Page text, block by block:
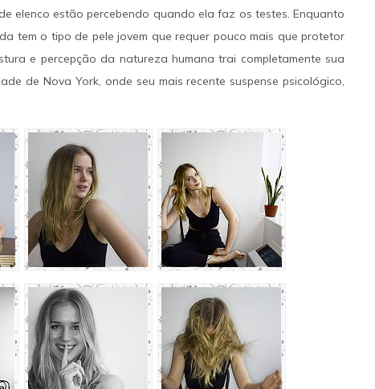
elenco estão percebendo quando ela faz os testes. Enquanto
tem o tipo de pele jovem que requer pouco mais que protetor
e percepção da natureza humana trai completamente sua
de Nova York, onde seu mais recente suspense psicológico,
Freddy's 2
Shelly
Abby foge para se
animatrônicos,
obscuros sobre a
e libertando
décadas.
IMDB
Lucy Boomer
TV
Elizabeth como Anna
2027?
decadente ajuda uma idosa de 93 anos a
fugir de um asilo em troca de segredos
presidenciais. A viagem rumo à Dakota do
Norte ganha contornos complexos com a
chegada de uma mochileira que desestabiliza
a dupla. O trajeto torna-se uma fuga real
quando o grupo passa a ser perseguido por
um detetive local.
SAIBA MAIS